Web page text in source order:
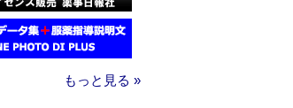
もっと見る »